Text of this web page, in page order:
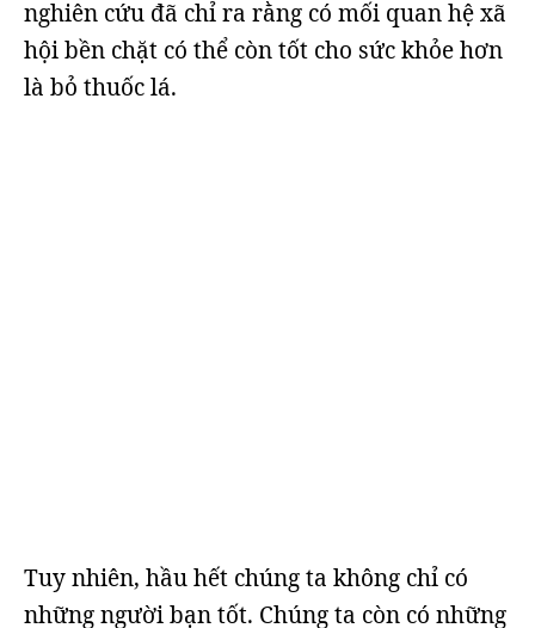
nghiên cứu đã chỉ ra rằng có mối quan hệ xã
hội bền chặt có thể còn tốt cho sức khỏe hơn
là bỏ thuốc lá.
Tuy nhiên, hầu hết chúng ta không chỉ có
những người bạn tốt. Chúng ta còn có những